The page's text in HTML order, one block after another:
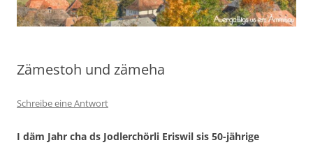
Zämestoh und zämeha
Schreibe eine Antwort
I däm Jahr cha ds Jodlerchörli Eriswil sis 50-jährige